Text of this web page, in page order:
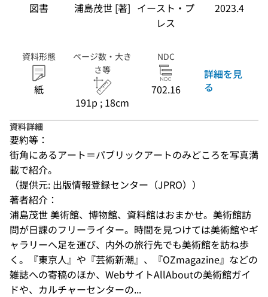
図書 浦島茂世 [著] イースト・プ
レス
2023.4
資料形態
紙
ページ数・大き
さ等
191p ; 18cm
NDC
702.16
詳細を見
る
資料詳細
要約等：
街角にあるアート＝パブリックアートのみどころを写真満
載で紹介。
（提供元: 出版情報登録センター（JPRO））
著者紹介：
浦島茂世 美術館、博物館、資料館はおまかせ。美術館訪
問が日課のフリーライター。時間を見つけては美術館やギ
ャラリーへ足を運び、内外の旅行先でも美術館を訪ね歩
く。『東京人』や『芸術新潮』、『OZmagazine』などの
雑誌への寄稿のほか、WebサイトAllAboutの美術館ガイ
ドや、カルチャーセンターの...